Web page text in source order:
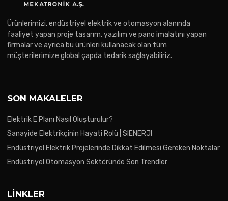
Ürünlerimizi, endüstriyel elektrik ve otomasyon alanında
faaliyet yapan proje tasarım, yazılım ve pano imalatını yapan
firmalar ve ayrıca bu ürünleri kullanacak olan tüm
müşterilerimize global çapda tedarik sağlayabiliriz.
SON MAKALELER
Elektrik E Planı Nasıl Oluşturulur?
Sanayide Elektrikçinin Hayati Rolü | SIENERJI
Endüstriyel Elektrik Projelerinde Dikkat Edilmesi Gereken Noktalar
Endüstriyel Otomasyon Sektöründe Son Trendler
LINKLER